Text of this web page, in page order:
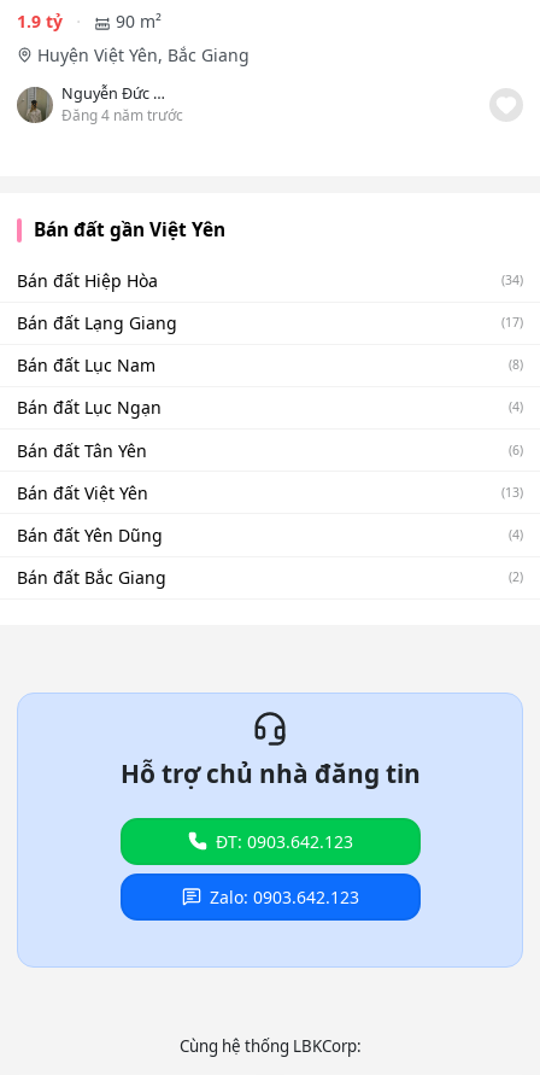
1.9 tỷ
90 m²
Huyện Việt Yên, Bắc Giang
Nguyễn Đức Đào
Đăng 4 năm trước
Bán đất gần Việt Yên
Bán đất Hiệp Hòa (34)
Bán đất Lạng Giang (17)
Bán đất Lục Nam (8)
Bán đất Lục Ngạn (4)
Bán đất Tân Yên (6)
Bán đất Việt Yên (13)
Bán đất Yên Dũng (4)
Bán đất Bắc Giang (2)
Hỗ trợ chủ nhà đăng tin
ĐT: 0903.642.123
Zalo: 0903.642.123
Cùng hệ thống LBKCorp: